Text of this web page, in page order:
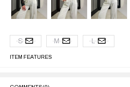
S M L
ITEM FEATURES